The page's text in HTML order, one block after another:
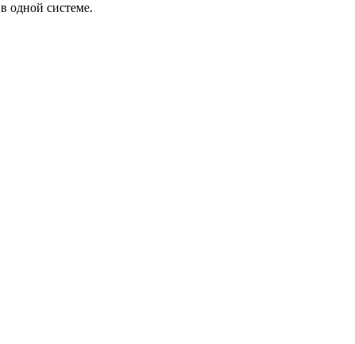
одной системе.